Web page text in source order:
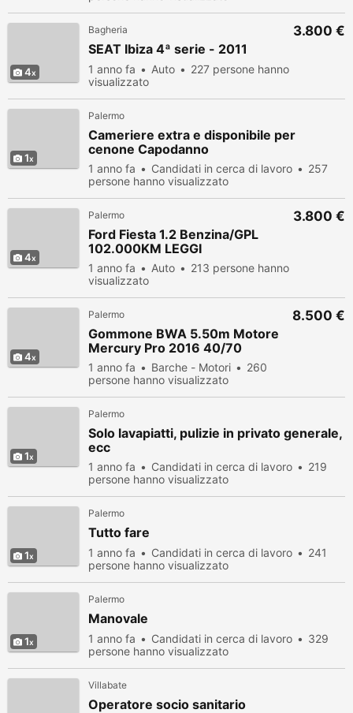
4
Bagheria
SEAT Ibiza 4ª serie - 2011
1 anno fa Auto
227 persone hanno
visualizzato
3.800 €
1
Palermo
Cameriere extra e disponibile per
cenone Capodanno
1 anno fa Candidati in cerca di lavoro
257
persone hanno visualizzato
4
Palermo
Ford Fiesta 1.2 Benzina/GPL
102.000KM LEGGI
1 anno fa Auto
213 persone hanno
visualizzato
3.800 €
4
Palermo
Gommone BWA 5.50m Motore
Mercury Pro 2016 40/70
1 anno fa Barche - Motori
260
persone hanno visualizzato
8.500 €
1
Palermo
Solo lavapiatti, pulizie in privato generale,
ecc
1 anno fa Candidati in cerca di lavoro
219
persone hanno visualizzato
1
Palermo
Tutto fare
1 anno fa Candidati in cerca di lavoro
241
persone hanno visualizzato
1
Palermo
Manovale
1 anno fa Candidati in cerca di lavoro
329
persone hanno visualizzato
Villabate
Operatore socio sanitario